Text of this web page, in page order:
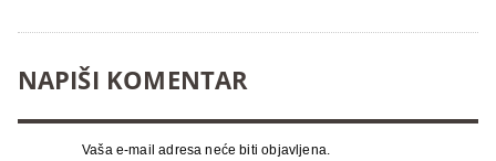
NAPIŠI KOMENTAR
Vaša e-mail adresa neće biti objavljena.